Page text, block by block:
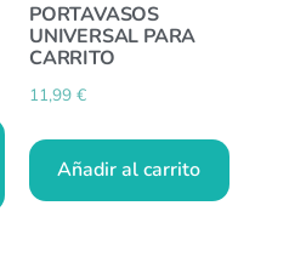
PORTAVASOS
UNIVERSAL PARA
CARRITO
11,99 €
Añadir al carrito